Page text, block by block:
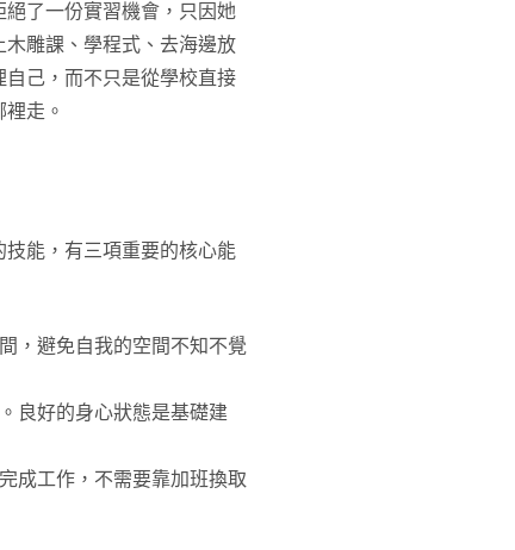
了一份實習機會，只因她
雕課、學程式、去海邊放
己，而不只是從學校直接
走。
能，有三項重要的核心能
，避免自我的空間不知不覺
良好的身心狀態是基礎建
成工作，不需要靠加班換取